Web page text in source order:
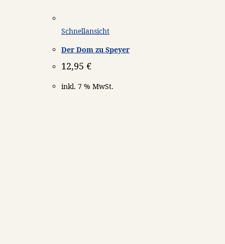
Schnellansicht
Der Dom zu Speyer
12,95 €
inkl. 7 % MwSt.